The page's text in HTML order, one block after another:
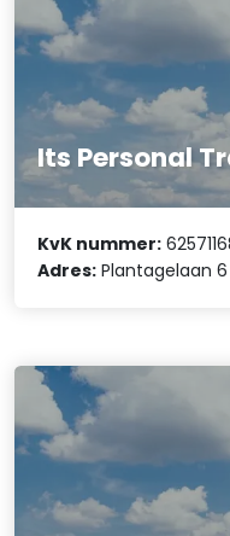
Its Personal
KvK nummer:
Adres: Plantagelaan 6